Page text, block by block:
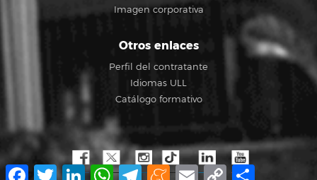
Imagen corporativa
Otros enlaces
Perfil del contratante
Idiomas ULL
Catálogo formativo
Facebook
TwitterLinkedInWhatsApp
TelegramMeneame
Email Copy